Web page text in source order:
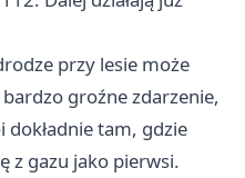
przy lesie może
groźne zdarzenie,
dokładnie tam, gdzie
z gazu jako pierwsi.